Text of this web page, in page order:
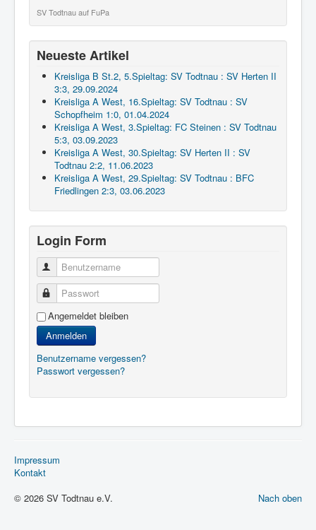
SV Todtnau auf FuPa
Neueste Artikel
Kreisliga B St.2, 5.Spieltag: SV Todtnau : SV Herten II
3:3, 29.09.2024
Kreisliga A West, 16.Spieltag: SV Todtnau : SV
Schopfheim 1:0, 01.04.2024
Kreisliga A West, 3.Spieltag: FC Steinen : SV Todtnau
5:3, 03.09.2023
Kreisliga A West, 30.Spieltag: SV Herten II : SV
Todtnau 2:2, 11.06.2023
Kreisliga A West, 29.Spieltag: SV Todtnau : BFC
Friedlingen 2:3, 03.06.2023
Login Form
Benutzername
Passwort
Angemeldet bleiben
Anmelden
Benutzername vergessen?
Passwort vergessen?
Impressum
Kontakt
Nach oben
© 2026 SV Todtnau e.V.